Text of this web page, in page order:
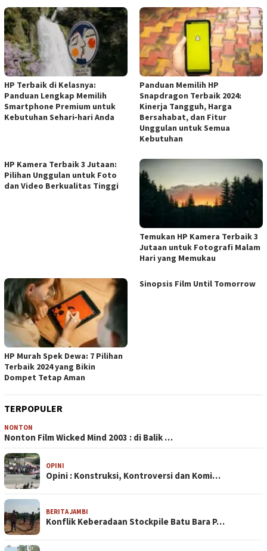
HP Terbaik di Kelasnya:
Panduan Lengkap Memilih
Smartphone Premium untuk
Kebutuhan Sehari‑hari Anda
Panduan Memilih HP
Snapdragon Terbaik 2024:
Kinerja Tangguh, Harga
Bersahabat, dan Fitur
Unggulan untuk Semua
Kebutuhan
HP Kamera Terbaik 3 Jutaan:
Pilihan Unggulan untuk Foto
dan Video Berkualitas Tinggi
Temukan HP Kamera Terbaik 3
Jutaan untuk Fotografi Malam
Hari yang Memukau
HP Murah Spek Dewa: 7 Pilihan
Terbaik 2024 yang Bikin
Dompet Tetap Aman
Sinopsis Film Until Tomorrow
TERPOPULER
NONTON
Nonton Film Wicked Mind 2003 : di Balik …
OPINI
Opini : Konstruksi, Kontroversi dan Komi…
BERITA JAMBI
Konflik Keberadaan Stockpile Batu Bara P…